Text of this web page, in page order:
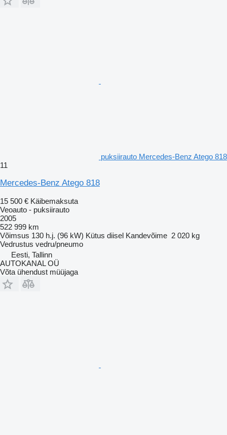
puksiirauto Mercedes-Benz Atego 818
11
Mercedes-Benz Atego 818
15 500 € Käibemaksuta
Veoauto - puksiirauto
2005
522 999 km
Võimsus 130 h.j. (96 kW) Kütus diisel Kandevõime 2 020 kg
Vedrustus vedru/pneumo
Eesti, Tallinn
AUTOKANAL OÜ
Võta ühendust müüjaga